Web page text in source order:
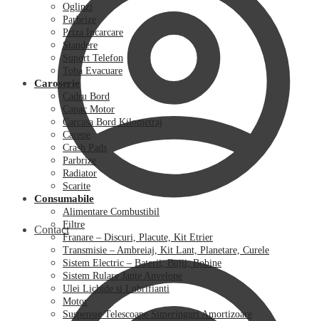
Contact
Oglinzi
Parbrize
Priza Incarcare
Standere
Suport Telefon
Toba Evacuare
Caroserie
Cadru Bord
Capac Motor
Carcasa Bord Kilometraj
Carene
Crash Pads
Parbrize
Radiator
Scarite
Consumabile
Alimentare Combustibil
Filtre
Franare – Discuri, Placute, Kit Etrier
Transmisie – Ambreiaj, Kit Lant, Planetare, Curele
Sistem Electric – Baterii, Bujii, Bobine
Sistem Rulare Jante Anvelope
Ulei Lichide si Lubrifianti
Motor
Suspensie Telescoape Simeringuri Amortizoare